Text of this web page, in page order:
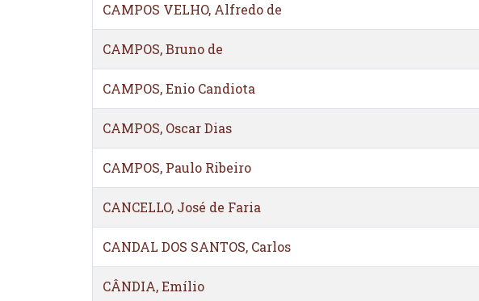
CAMPOS VELHO, Alfredo de
CAMPOS, Bruno de
CAMPOS, Enio Candiota
CAMPOS, Oscar Dias
CAMPOS, Paulo Ribeiro
CANCELLO, José de Faria
CANDAL DOS SANTOS, Carlos
CÂNDIA, Emílio